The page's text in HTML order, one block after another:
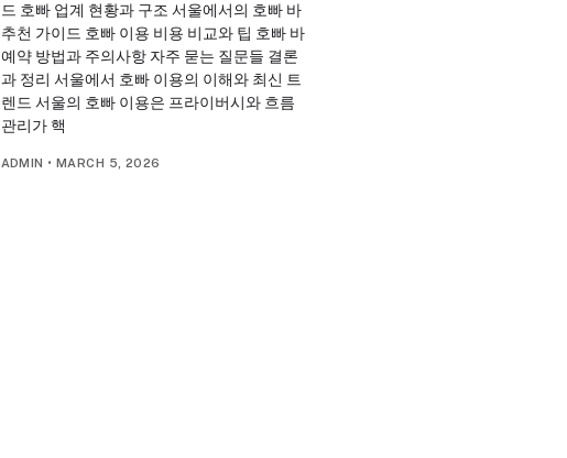
드 호빠 업계 현황과 구조 서울에서의 호빠 바
추천 가이드 호빠 이용 비용 비교와 팁 호빠 바
예약 방법과 주의사항 자주 묻는 질문들 결론
과 정리 서울에서 호빠 이용의 이해와 최신 트
렌드 서울의 호빠 이용은 프라이버시와 흐름
관리가 핵
ADMIN • MARCH 5, 2026